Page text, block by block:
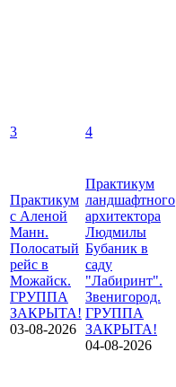
3 4
Практикум
с Аленой
Манн.
Полосатый
рейс в
Можайск.
ГРУППА
ЗАКРЫТА!
03-08-2026
Практикум
ландшафтного
архитектора
Людмилы
Бубаник в
саду
"Лабиринт".
Звенигород.
ГРУППА
ЗАКРЫТА!
04-08-2026